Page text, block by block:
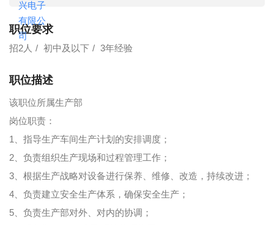
职位要求
招2人 初中及以下 3年经验
职位描述
该职位所属生产部
岗位职责：
1、指导生产车间生产计划的安排调度；
2、负责组织生产现场和过程管理工作；
3、根据生产战略对设备进行保养、维修、改造，持续改进；
4、负责建立安全生产体系，确保安全生产；
5、负责生产部对外、对内的协调；